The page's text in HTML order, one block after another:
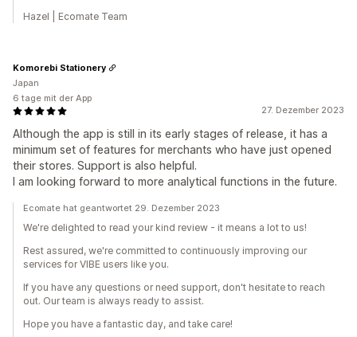
Hazel | Ecomate Team
27. Dezember 2023
Although the app is still in its early stages of release, it has a
minimum set of features for merchants who have just opened
their stores. Support is also helpful.
I am looking forward to more analytical functions in the future.
Komorebi Stationery
Japan
6 tage mit der App
Ecomate hat geantwortet 29. Dezember 2023
We're delighted to read your kind review - it means a lot to us!
Rest assured, we're committed to continuously improving our
services for VIBE users like you.
If you have any questions or need support, don't hesitate to reach
out. Our team is always ready to assist.
Hope you have a fantastic day, and take care!